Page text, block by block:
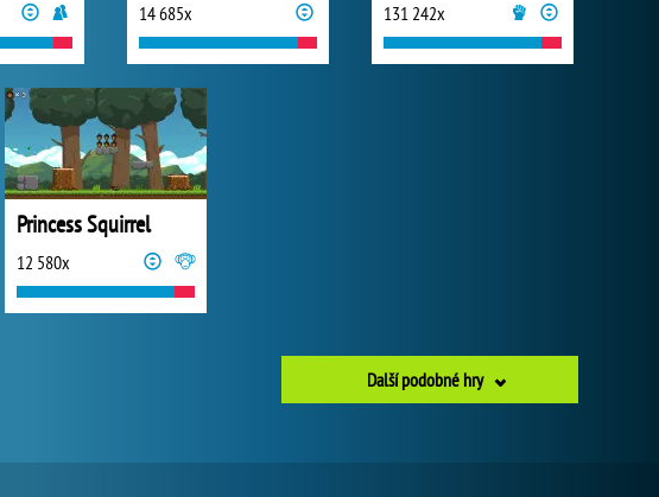
14 685x 131 242x
Princess Squirrel
12 580x
Další podobné hry